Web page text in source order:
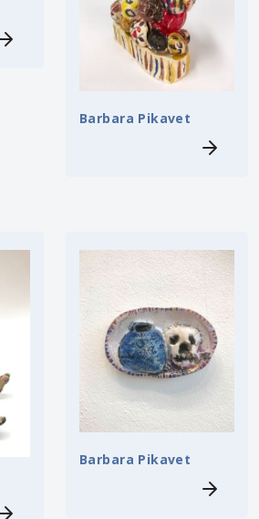
Barbara Pikavet
Barbara Pikavet